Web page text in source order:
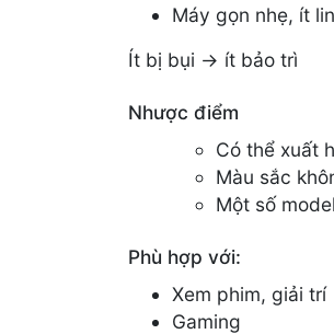
Máy gọn nhẹ, ít
Ít bị bụi → ít bảo trì
Nhược điểm
Có thể xuất
Màu sắc
Một số
Phù hợp với:
Xem phim, giải trí
Gaming